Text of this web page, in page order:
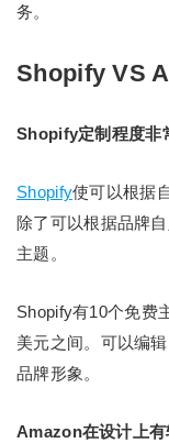
务。
Shopify VS
Shopify定制程度非
Shopify使可以根据
除了可以根据品牌
主题。
Shopify有10个免费
美元之间。可以编
品牌形象。
Amazon在设计上有